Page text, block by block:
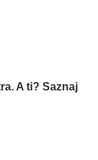
A ti? Saznaj